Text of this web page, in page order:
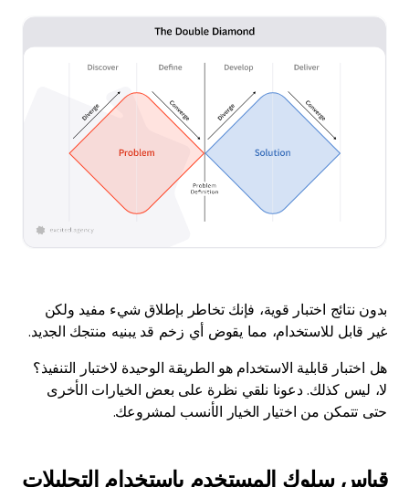
بدون نتائج اختبار قوية، فإنك تخاطر بإطلاق شيء مفيد ولكن
غير قابل للاستخدام، مما يقوض أي زخم قد يبنيه منتجك الجديد.
هل اختبار قابلية الاستخدام هو الطريقة الوحيدة لاختبار التنفيذ؟
لا، ليس كذلك. دعونا نلقي نظرة على بعض الخيارات الأخرى
حتى تتمكن من اختيار الخيار الأنسب لمشروعك.
قياس سلوك المستخدم باستخدام التحليلات